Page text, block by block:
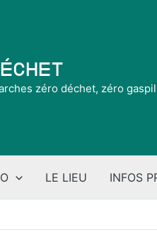
zéro déchet, zéro
LE LIEU INFOS